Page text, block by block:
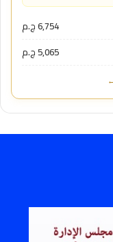
6,754 ج.م
5,065 ج.م